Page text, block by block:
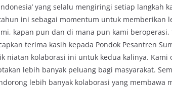
yang selalu mengiringi setiap langkah
ini sebagai momentum untuk memberikan
kapan pun dan di mana pun kami
terima kasih kepada Pondok Pesantren
niatan kolaborasi ini untuk kedua kalinya.
lebih banyak peluang bagi masyarakat.
lebih banyak kolaborasi yang membawa